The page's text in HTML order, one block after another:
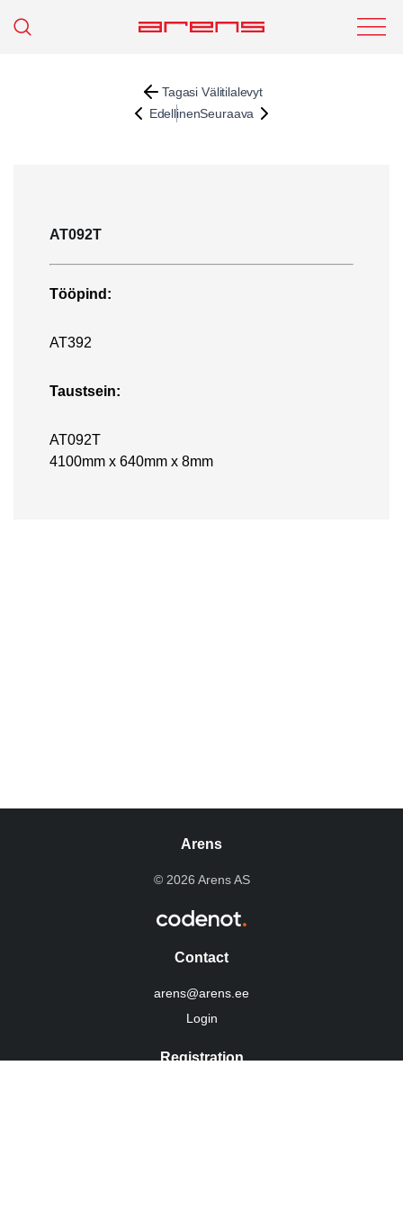
Tagasi Välitilalevyt
EdellinenSeuraava
AT092T
Tööpind:
AT392
Taustsein:
AT092T
4100mm x 640mm x 8mm
Arens
© 2026 Arens AS
Contact
arens@arens.ee
Login
Registration